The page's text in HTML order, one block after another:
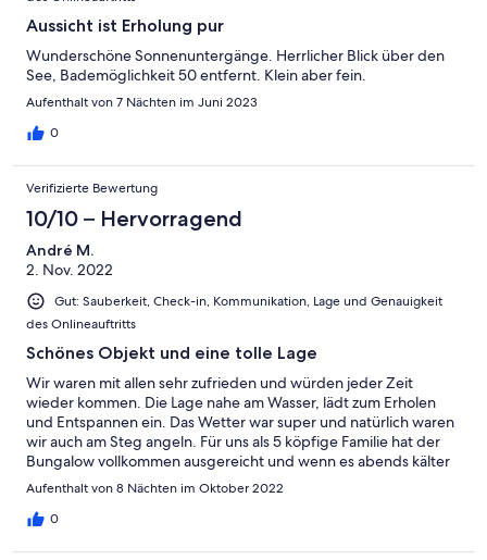
Aussicht ist Erholung pur
Wunderschöne Sonnenuntergänge. Herrlicher Blick über den
See, Bademöglichkeit 50 entfernt. Klein aber fein.
Aufenthalt von 7 Nächten im Juni 2023
0
Verifizierte Bewertung
10/10 – Hervorragend
André M.
2. Nov. 2022
Gut: Sauberkeit, Check-in, Kommunikation, Lage und Genauigkeit
des Onlineauftritts
Schönes Objekt und eine tolle Lage
Wir waren mit allen sehr zufrieden und würden jeder Zeit
wieder kommen. Die Lage nahe am Wasser, lädt zum Erholen
und Entspannen ein. Das Wetter war super und natürlich waren
wir auch am Steg angeln. Für uns als 5 köpfige Familie hat der
Bungalow vollkommen ausgereicht und wenn es abends kälter
wurde, hatten wir den Kamin angemacht. Sehr gern kommen
Aufenthalt von 8 Nächten im Oktober 2022
0